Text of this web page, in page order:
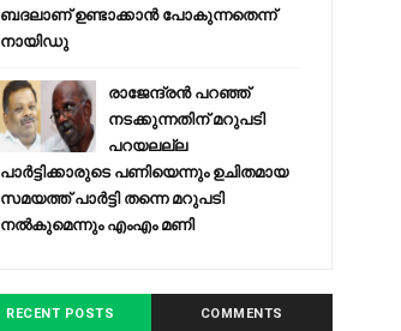
ബദലാണ് ഉണ്ടാക്കാന്‍ പോകുന്നതെന്ന്
നായിഡു
രാജേന്ദ്രന്‍ പറഞ്ഞ്
നടക്കുന്നതിന് മറുപടി
പറയലല്ല
പാര്‍ട്ടിക്കാരുടെ പണിയെന്നും ഉചിതമായ
സമയത്ത് പാര്‍ട്ടി തന്നെ മറുപടി
നല്‍കുമെന്നും എംഎം മണി
RECENT POSTS COMMENTS